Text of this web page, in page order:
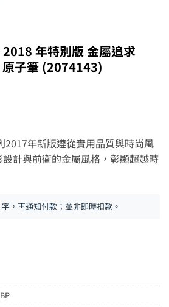
年特別版 金屬追求
子筆 (2074143)
2017年新版遵從實用品質與時尚風
計與前衛的金屬風格，彰顯超越時
，再通知付款；並非即時扣款。